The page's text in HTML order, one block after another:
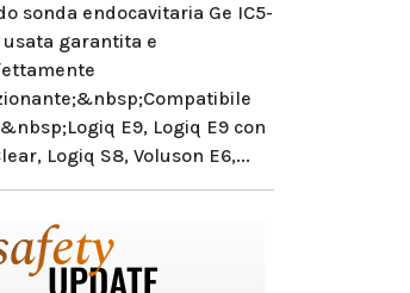
sonda endocavitaria Ge IC5-
usata garantita e
E9, Logiq E9 con
Logiq S8, Voluson E6,...